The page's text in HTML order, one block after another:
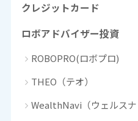
クレジットカード
ロボアドバイザー投資
ROBOPRO(ロボプロ)
THEO（テオ）
WealthNavi（ウェルスナ